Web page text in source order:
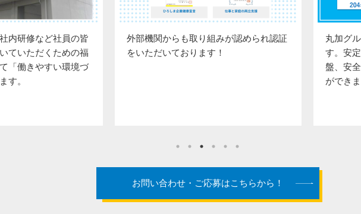
外部機関からも取り組みが認められ認証
をいただいております！
丸加グループは地域TOPクラスの企業で
す。安定した給与、安心できる経営基
盤、安全を徹底した環境で永く働くこと
お問い合わせ・ご応募はこちらから！